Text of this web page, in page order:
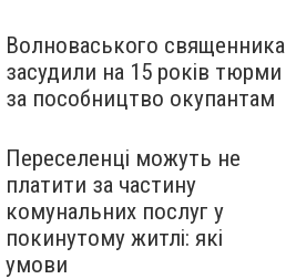
Волноваського священника
засудили на 15 років тюрми
за пособництво окупантам
Переселенці можуть не
платити за частину
комунальних послуг у
покинутому житлі: які
умови